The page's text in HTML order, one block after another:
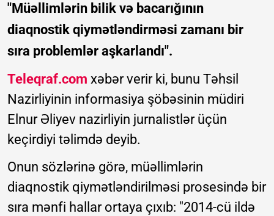
"Müəllimlərin bilik və bacarığının
diaqnostik qiymətləndirməsi zamanı bir
sıra problemlər aşkarlandı".
Teleqraf.com xəbər verir ki, bunu Təhsil
Nazirliyinin informasiya şöbəsinin müdiri
Elnur Əliyev nazirliyin jurnalistlər üçün
keçirdiyi təlimdə deyib.
Onun sözlərinə görə, müəllimlərin
diaqnostik qiymətləndirilməsi prosesində bir
sıra mənfi hallar ortaya çıxıb: "2014-cü ildə